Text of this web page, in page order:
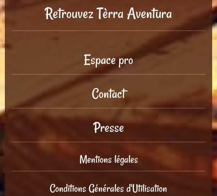
Retrouvez Tèrra Aventura
Espace pro
Contact
Presse
Mentions légales
Conditions Générales d'Utilisation